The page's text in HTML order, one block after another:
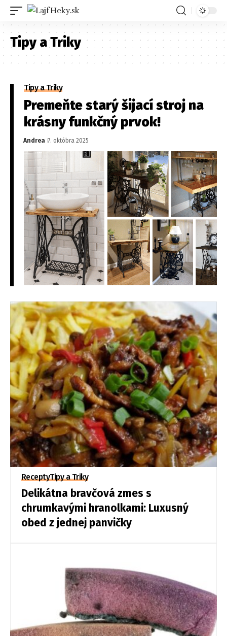
Tipy a Triky
Tipy a Triky
Premeňte starý šijací stroj na
krásny funkčný prvok!
Andrea 7. októbra 2025
ReceptyTipy a Triky
Delikátna bravčová zmes s
chrumkavými hranolkami: Luxusný
obed z jednej panvičky